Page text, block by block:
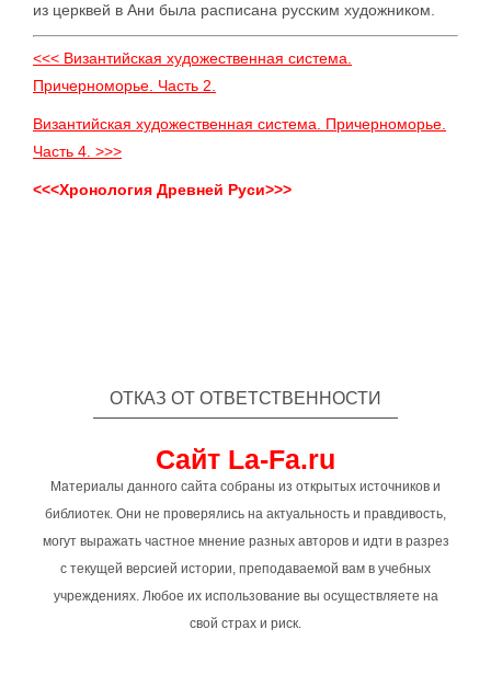
из церквей в Ани была расписана русским художником.
<<< Византийская художественная система.
Причерноморье. Часть 2.
Византийская художественная система. Причерноморье.
Часть 4. >>>
<<<Хронология Древней Руси>>>
ОТКАЗ ОТ ОТВЕТСТВЕННОСТИ
Сайт La-Fa.ru
Материалы данного сайта собраны из открытых источников и
библиотек. Они не проверялись на актуальность и правдивость,
могут выражать частное мнение разных авторов и идти в разрез
с текущей версией истории, преподаваемой вам в учебных
учреждениях. Любое их использование вы осуществляете на
свой страх и риск.